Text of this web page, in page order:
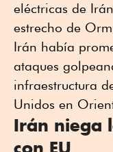
eléctricas de
estrecho de
Irán había
ataques
infraestructura
Unidos en
Irán niega